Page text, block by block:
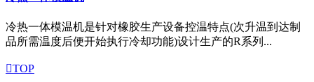
冷热一体模温机是针对橡胶生产设备控温特点(次升温到达制
品所需温度后便开始执行冷却功能)设计生产的R系列...
TOP